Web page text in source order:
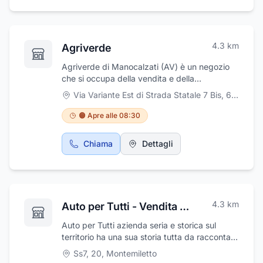
Agriverde 4.3 km
Agriverde di Manocalzati (AV) è un negozio
che si occupa della vendita e della
riparazione di macchine per il giardinaggio e
l’agricoltura, ma a anche di ricambi ed
accessori per macchine agricole e da
giardino. Il negozio dispone di un ampio
show-room dove è possibile trovare tutto il
necessario per il giardinaggio e l'agricoltura.
Bcs, Kubota, Shindaiwa e tanti altri marchi
cura del giardino e la selvicoltura. Vi si
motofalciatrici, motocarriole, troncarami,
segacci, svettatoi telescopici, forbici per
potatura (manuali, pneumatiche ed
Via Variante Est di Strada Statale 7 Bis, 64,
🟠 Apre alle 08:30
Chiama Dettagli
Auto per Tutti - Vendita e Noleggio 4.3 km
Auto per Tutti azienda seria e storica sul
territorio ha una sua storia tutta da raccontare
:Nell’anno 1958 Mandato Silvio ha iniziato la
sua avventura nel mondo delle automobili,
Ss7, 20, Montemiletto